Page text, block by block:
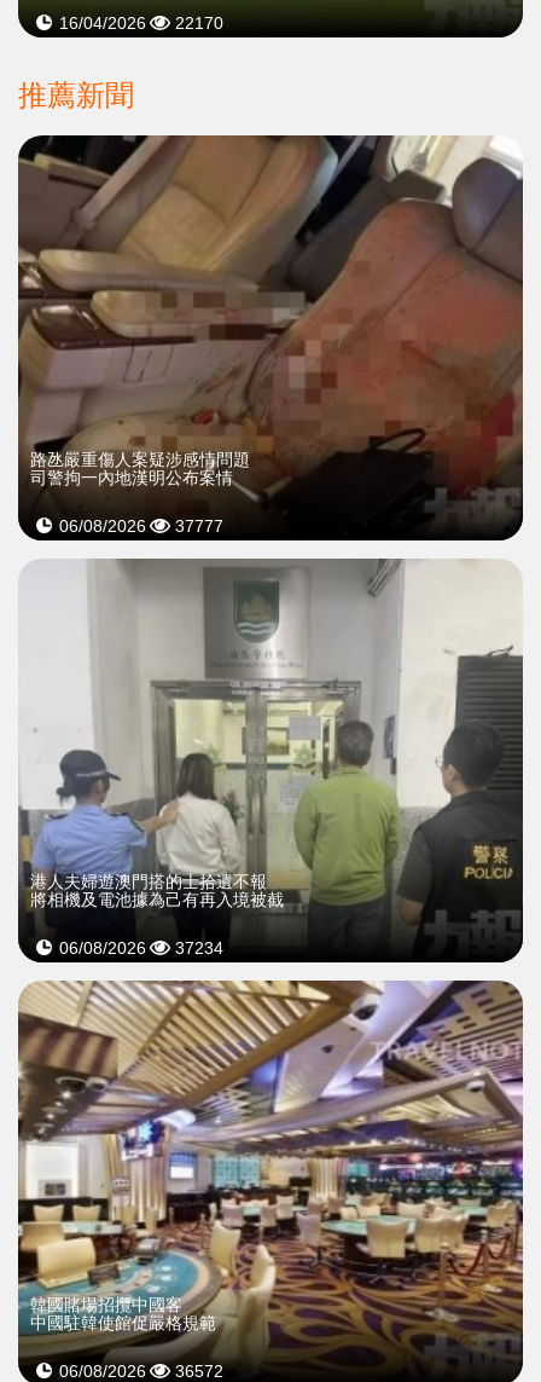
16/04/2026 22170
推薦新聞
​路氹嚴重傷人案疑涉感情問題
司警拘一內地漢明公布案情
06/08/2026 37777
​港人夫婦遊澳門搭的士拾遺不報
將相機及電池據為己有再入境被截
06/08/2026 37234
韓國賭場招攬中國客
中國駐韓使館促嚴格規範
06/08/2026 36572